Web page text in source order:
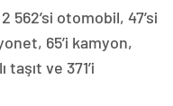
562’si otomobil, 47’si
65’i kamyon,
ve 371’i